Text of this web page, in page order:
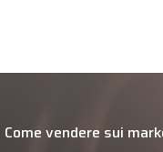
Come vendere sui